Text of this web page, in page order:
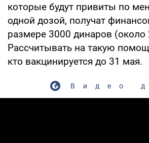
которые будут привиты по
одной дозой, получат
размере 3000 динаров (около
Рассчитывать на такую
кто вакцинируется до 31 мая.
Видео